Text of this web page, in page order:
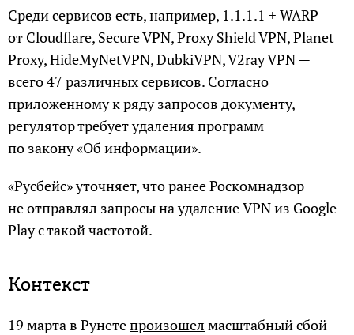
Среди сервисов есть, например, 1.1.1.1 + WARP
от Cloudflare, Secure VPN, Proxy Shield VPN, Planet
Proxy, HideMyNetVPN, DubkiVPN, V2ray VPN —
всего 47 различных сервисов. Согласно
приложенному к ряду запросов документу,
регулятор требует удаления программ
по закону «Об информации».
«Русбейс» уточняет, что ранее Роскомнадзор
не отправлял запросы на удаление VPN из Google
Play с такой частотой.
Контекст
19 марта в Рунетепроизошел масштабный сбой